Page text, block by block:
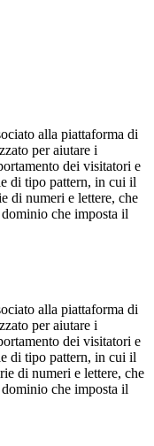
alla piattaforma di
per aiutare i
dei visitatori e
di tipo pattern, in cui il
di numeri e lettere, che
che imposta il
alla piattaforma di
per aiutare i
dei visitatori e
di tipo pattern, in cui il
di numeri e lettere, che
che imposta il